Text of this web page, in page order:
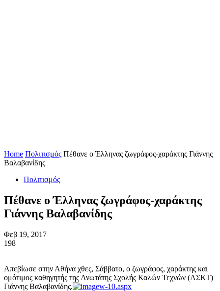
Home Πολιτισμός Πέθανε ο Έλληνας ζωγράφος-χαράκτης Γιάννης
Βαλαβανίδης
Πολιτισμός
Πέθανε ο Έλληνας ζωγράφος-χαράκτης
Γιάννης Βαλαβανίδης
Φεβ 19, 2017
198
Απεβίωσε στην Αθήνα χθες, Σάββατο, ο ζωγράφος, χαράκτης και
ομότιμος καθηγητής της Ανωτάτης Σχολής Καλών Τεχνών (ΑΣΚΤ)
Γιάννης Βαλαβανίδης.